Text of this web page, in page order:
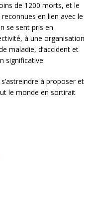
de 1200 morts, et le
en lien avec le
se sent pris en
à une organisation
maladie, d’accident et
significative.
à proposer et
le monde en sortirait